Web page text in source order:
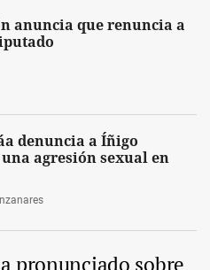
anuncia que renuncia a
denuncia a Íñigo
agresión sexual en
pronunciado sobre